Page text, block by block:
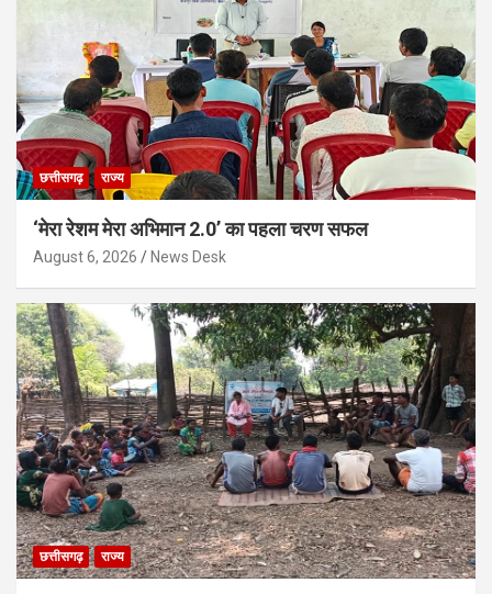
छत्तीसगढ़ राज्य
‘मेरा रेशम मेरा अभिमान 2.0’ का पहला चरण सफल
August 6, 2026 News Desk
छत्तीसगढ़ राज्य